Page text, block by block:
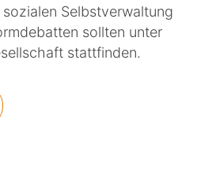
Selbstverwaltung
sollten unter
stattfinden.